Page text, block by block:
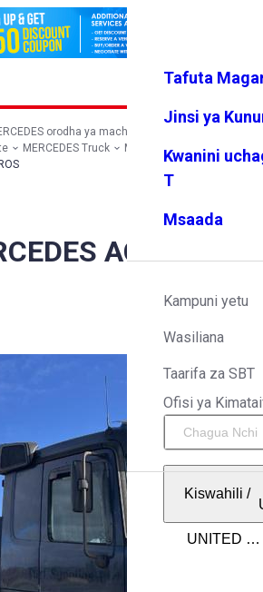
Vipendw
Menyu
Tafuta
Jinsi ya
Kwanini
T
Msaada
Kampuni yetu
Wasiliana
Taarifa za SBT
Ofisi ya
Kiswahili /
orodha ya machaguo
MERCEDES Truck
MERCEDES ACTROS
ACTROS